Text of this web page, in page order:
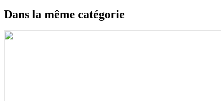
Dans la même catégorie